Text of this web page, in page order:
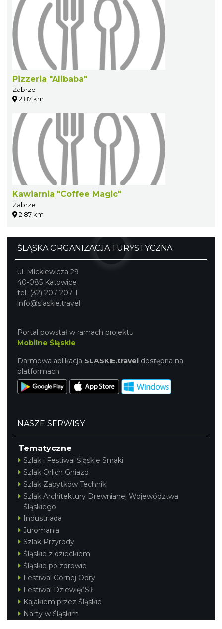
Pizzeria "Alibaba"
Zabrze
2.87 km
Kawiarnia "Coffee Magic"
Zabrze
2.87 km
ŚLĄSKA ORGANIZACJA TURYSTYCZNA
ul. Mickiewicza 29
40-085 Katowice
tel. (32) 207 207 1
info@slaskie.travel
Portal powstał w ramach projektu
Mobilne Śląskie
Darmowa aplikacja SLASKIE.travel dostępna na
platformach
NASZE SERWISY
Tematyczne
Szlak i Festiwal Śląskie Smaki
Szlak Orlich Gniazd
Szlak Zabytków Techniki
Szlak Architektury Drewnianej Województwa
Śląskiego
Industriada
Juromania
Szlak Przyrody
Śląskie z dzieckiem
Śląskie po zdrowie
Festiwal Górnej Odry
Festiwal DziewięćSił
Kajakiem przez Śląskie
Narty w Śląskim